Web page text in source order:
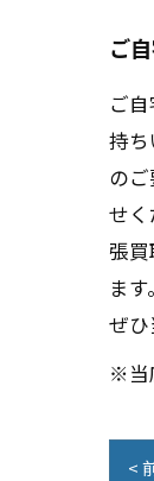
ご
ご
持
の
せ
張
ま
ぜ
※当
<